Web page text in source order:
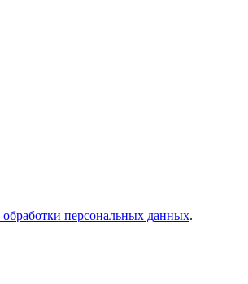
персональных данных.